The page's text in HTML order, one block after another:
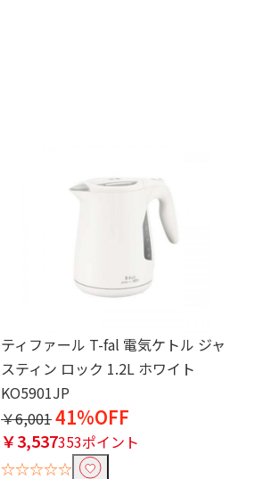
ティファール T-fal 電気ケトル ジャ
スティン ロック 1.2L ホワイト
KO5901JP
￥6,00141%OFF
￥3,537353ポイント
☆☆☆☆☆